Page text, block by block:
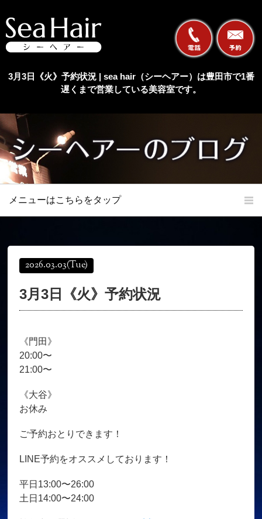
3月3日《火》予約状況 | sea hair（シーヘアー）は豊田市で1番
遅くまで営業している美容室です。
メニューはこちらをタップ
オンラインショップ
育毛コース よくある質問
お客様の声
ご予約＋お問い合わせ
2026.03.03(Tue)
3月3日《火》予約状況
《門田》
20:00〜
21:00〜
《大谷》
お休み
ご予約おとりできます！
LINE予約をオススメしております！
平日13:00〜26:00
土日14:00〜24:00